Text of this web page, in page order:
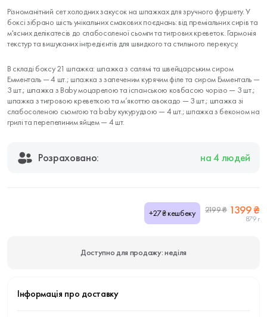
Різноманітний сет холодних закусок на шпажках для зручного фуршету. У
боксі зібрано шість унікальних смакових поєднань: від преміальних сирів та
м'ясних делікатесів до слабосоленої сьомги та тигрових креветок. Гармонія
текстур та вишуканих інгредієнтів для швидкого та стильного перекусу.
В складі боксу 21 шпажка: шпажка з салямі та швейцарським сиром
Емменталь — 4 шт.; шпажка з запеченим курячим філе та сиром Емменталь —
3 шт.; шпажка з Baby моцарелою та іспанською ковбасою чорізо — 3 шт.;
шпажка з тигровою креветкою та м’якоттю авокадо — 3 шт.; шпажка зі
слабосоленою сьомгою та baby кукурудзою — 4 шт.; шпажка з беконом на
грилі та перепелиним яйцем — 4 шт.
Розраховано: на 4 людей
+27₴ кешбеку 2199 ₴ 1399 ₴
879 г
Доступно для продажу: неділя
Інформація про доставку